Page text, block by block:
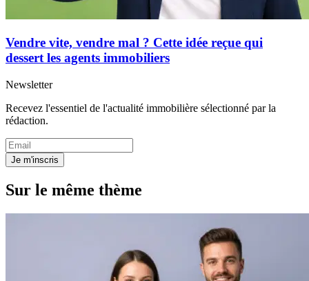
Vendre vite, vendre mal ? Cette idée reçue qui
dessert les agents immobiliers
Newsletter
Recevez l'essentiel de l'actualité immobilière sélectionné par la
rédaction.
Je m'inscris
Sur le même thème